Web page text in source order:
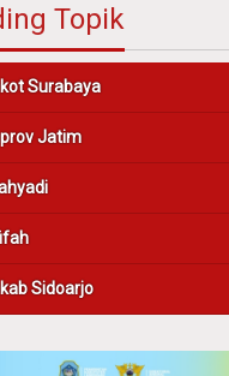
Topik
Surabaya
Jatim
Sidoarjo